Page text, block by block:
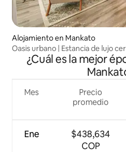
Alojamiento en Mankato
Oasis urbano | Estancia de lujo
¿Cuál es la mejor
Mes
Ene
Precio
promedio
$438,634
COP